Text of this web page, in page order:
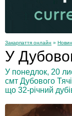
Закарпаття онлайн »
У
У понедлок, 20
смт Дубового
що 32-річний